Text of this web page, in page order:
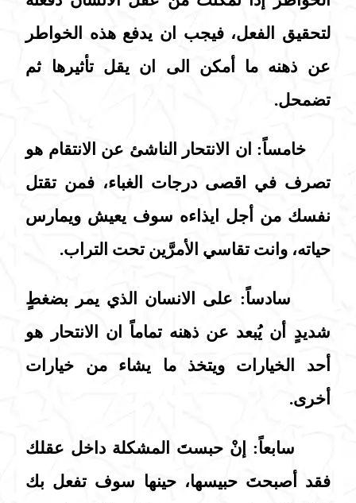
لتحقيق الفعل، فيجب ان يدفع هذه الخواطر
عن ذهنه ما أمكن الى ان يقل تأثيرها ثم
تضمحل.
خامساً: ان الانتحار الناشئ عن الانتقام هو
تصرف في اقصى درجات الغباء، فمن تقتل
نفسك من أجل ايذاءه سوف يعيش ويمارس
حياته، وانت تقاسي الأمرَّين تحت التراب.
سادساً: على الانسان الذي يمر بضغطٍ
شديدٍ أن يُبعد عن ذهنه تماماً ان الانتحار هو
أحد الخيارات ويتخذ ما يشاء من خيارات
أخرى.
سابعاً: إنْ حبستَ المشكلة داخل عقلك
فقد أصبحتَ حبيسها، حينها سوف تفعل بك